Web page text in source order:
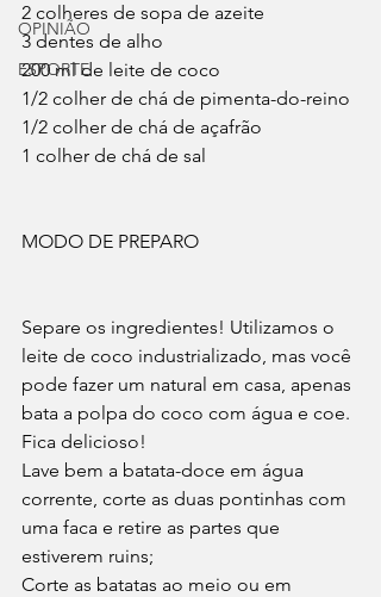
OPINIÃO
ESPORTE
2 colheres de sopa de azeite
3 dentes de alho
200 ml de leite de coco
1/2 colher de chá de pimenta-do-reino
1/2 colher de chá de açafrão
1 colher de chá de sal
MODO DE PREPARO
Separe os ingredientes! Utilizamos o
leite de coco industrializado, mas você
pode fazer um natural em casa, apenas
bata a polpa do coco com água e coe.
Fica delicioso!
Lave bem a batata-doce em água
corrente, corte as duas pontinhas com
uma faca e retire as partes que
estiverem ruins;
Corte as batatas ao meio ou em